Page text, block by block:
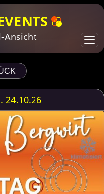
Ansicht
24.10.26